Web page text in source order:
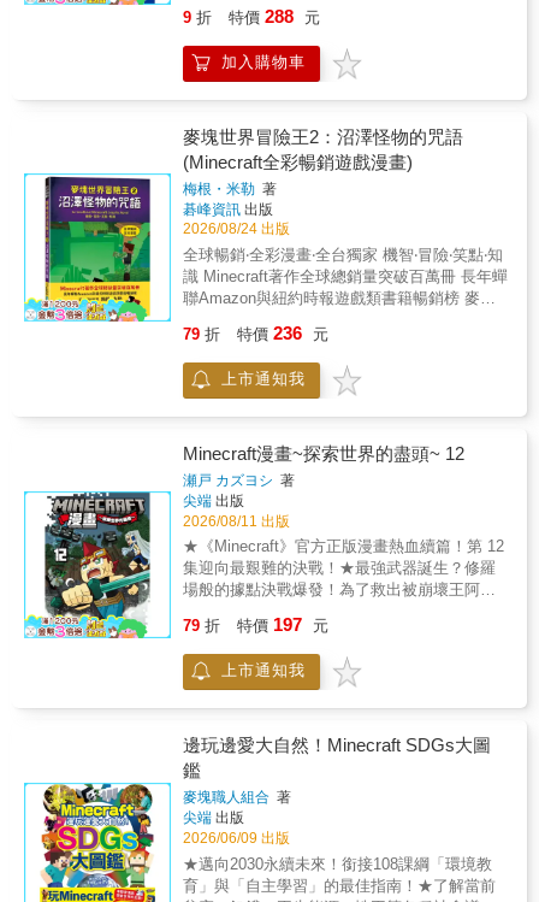
物件本書介紹的物件，包含「可以開砲的戰
機」、「視網膜認證門」等22項神奇的自動機
關，每一項的設計都能重新更新你的「紅石視
界」，保證讓喜歡做紅石機關的玩家大呼過
算是比較複雜的玩法，使一些玩家因此怯步。
本書特別獨立一章，使用最簡單的案例先行介
紹紅石機關的基礎常識，可讓新手玩家先打好
紅石基礎，再配合後面的步驟教學閱讀臨摹。
讓即使是麥塊的新手玩家不但能做出機關，更
能了解其中訊號傳遞的原理。
(理科探險)總編輯 左卷建男監修 你可知道在
Minecraft世界的虛擬草原上，看起來再平常也
不過的花花草草，比對真實大自然，竟然可以
物，竟然有13種不同的真實生物在其中！ 【以
Minecraft當催化劑，讓學習自然科學變得輕鬆
又有趣！】 不管是看Youtube影片或是玩遊
戲，小朋友對Minecraft虛擬世界裡的物件都非
常熟悉。其實這些物件包含生物、礦物，工
具，生態等等，有很多都是參考地球上實際的
自然生態做出來的。 本書的目的，就是以這些
小朋友所熟悉的麥塊物件做為導引，去介紹他
們在地球上實際的模樣以及相關的自然科學常
識。藉由小朋友對麥塊的熱愛，拉近他們與大
這麼的有趣！」 【重點知識】 #地球地貌 #天
氣變化 #極端氣候 #火山熔岩 #大氣層 #地質岩
石 #礦石 #各類花草 #植物生長 #各類木材 #陸
認識地球大自然的奧秘 2.培養環保意識愛護大
自然 【書籍資訊】 ◎適合國小低年級以上 ◎
教育議題分類：環境 ◎學習領域分類：自然科
學
9 折 特價 288 元
加入購物車
麥塊世界冒險王2：沼澤怪物的咒語
(Minecraft全彩暢銷遊戲漫畫)
梅根・米勒 著
碁峰資訊 出版
2026/08/24 出版
全球暢銷‧全彩漫畫‧全台獨家 機智‧冒險‧笑點‧知
識 Minecraft著作全球總銷量突破百萬冊 長年蟬
聯Amazon與紐約時報遊戲類書籍暢銷榜 麥塊
深受Minecraft玩家與讀者喜愛， 精彩的冒險內
容，情節緊湊又有趣。 ---------------------------- 當
遊戲世界出現異常，一切都混亂了！ 這可不是
--------------------- Z-D71508號區的一片沼澤中傳
出重大異常的消息， 故障小隊動身前往調查。
一切看起來都很正常，直到夜晚降臨， 一股冒
泡的綠色黏液開始從沼澤中滲出， 感染一切它
所接觸到的東西。 然而米蘭達、澤德和鄧肯努
力控制局面， 卻只讓情況愈演愈烈------ 那些綠
色史萊姆凝固並突變成一個巨大的怪物， 吞噬
一切。 這個綠色沼澤怪物就是幕後的敵人嗎？
一場青蛙龍捲風、一群發出嘶嘶聲的野貓， 以
情況比他們想像的還要複雜。 本書為Minecraft
暢銷作者梅根・米勒 依Minecraft遊戲角色、道
具與情境進行創作 的精彩漫畫故事，非官方譯
作。 ‧全彩圖畫的視覺享受 ‧結合遊戲與閱讀樂
趣 ‧刺激緊張的冒險劇情 ‧激發思考與解決能力 ‧
體會勇氣與團隊合作 適讀年齡：8歲以上
79 折 特價 236 元
上市通知我
Minecraft漫畫~探索世界的盡頭~ 12
瀬戸 カズヨシ 著
尖端 出版
2026/08/11 出版
★《Minecraft》官方正版漫畫熱血續篇！第 12
集迎向最艱難的決戰！★最強武器誕生？修羅
場般的據點決戰爆發！為了救出被崩壞王阿比
「地獄」，尋找超越鑽石劍極限的強大素材！
在滿是熔岩的地底深處，他們不僅要想辦法採
集稀有資源，更碰上了意想不到的重逢與強
手下之外，還有阿比斯籌備已久的終極武器
——這場決戰究竟會走向何方……？
79 折 特價 197 元
上市通知我
邊玩邊愛大自然！Minecraft SDGs大圖
鑑
麥塊職人組合 著
尖端 出版
2026/06/09 出版
★邁向2030永續未來！銜接108課綱「環境教
育」與「自主學習」的最佳指南！★了解當前